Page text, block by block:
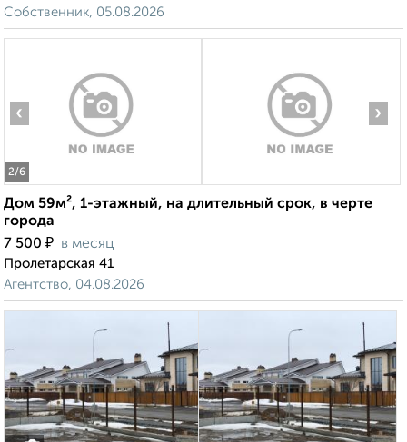
Собственник, 05.08.2026
2/6
‹ ›
Дом 59м², 1-этажный, на длительный срок, в черте
города
7 500 ₽ в месяц
Пролетарская 41
Агентство, 04.08.2026